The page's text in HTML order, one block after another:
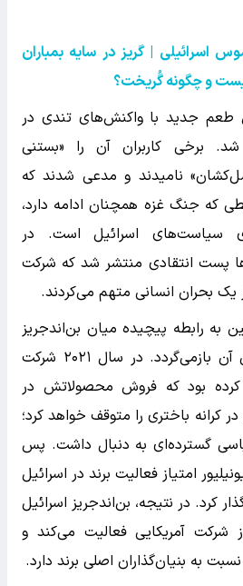
اسرائیلی | گریز در سایه بمباران
و چگونه گُریخت؟
طعم جدید با واکنش‌های تندی در
برخی کاربران آن را «بستنی
نامیدند و مدعی شدند که
که جنگ غزه همچنان ادامه دارد،
سیاست‌های اسرائیل است. در
پست انتقادی منتشر شد که شرکت
یک بحران انسانی متهم می‌کردند.
رابطه پیچیده میان بن‌اندجریز
جهانی و شعبه اسرائیلی آن بازمی‌گردد. در سال ۲۰۲۱ شرکت
کرده بود که فروش محصولاتش در
کرانه باختری را متوقف خواهد کرد؛
گسترده‌ای به دنبال داشت. پس
امتیاز فعالیت برند در اسرائیل
کرد. در نتیجه، بن‌اندجریز اسرائیل
شرکت آمریکایی فعالیت می‌کند و
به بنیان‌گذاران اصلی برند دارد.